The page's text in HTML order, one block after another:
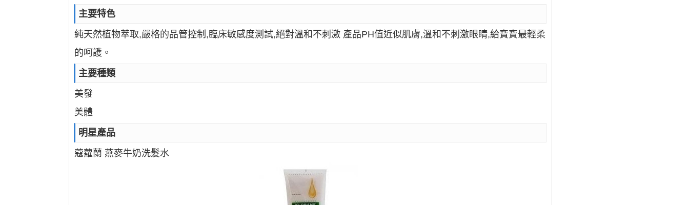
主要特色
純天然植物萃取,嚴格的品管控制,臨床敏感度測試,絕對溫和不刺激 產品PH值近似肌膚,溫和不刺激眼睛,給寶寶最輕柔
的呵護。
主要種類
美發
美體
明星產品
蔻蘿蘭 燕麥牛奶洗髮水